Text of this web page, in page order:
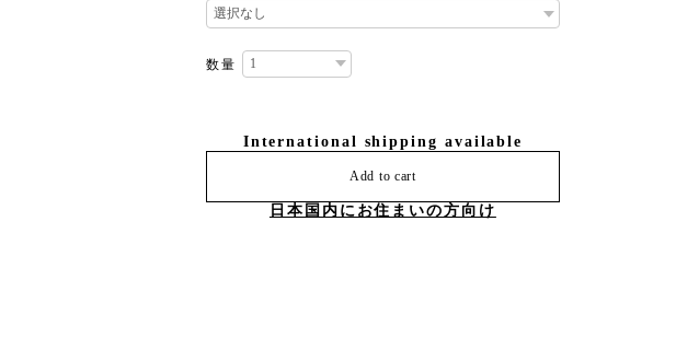
数量
International shipping available
Add to cart
日本国内にお住まいの方向け